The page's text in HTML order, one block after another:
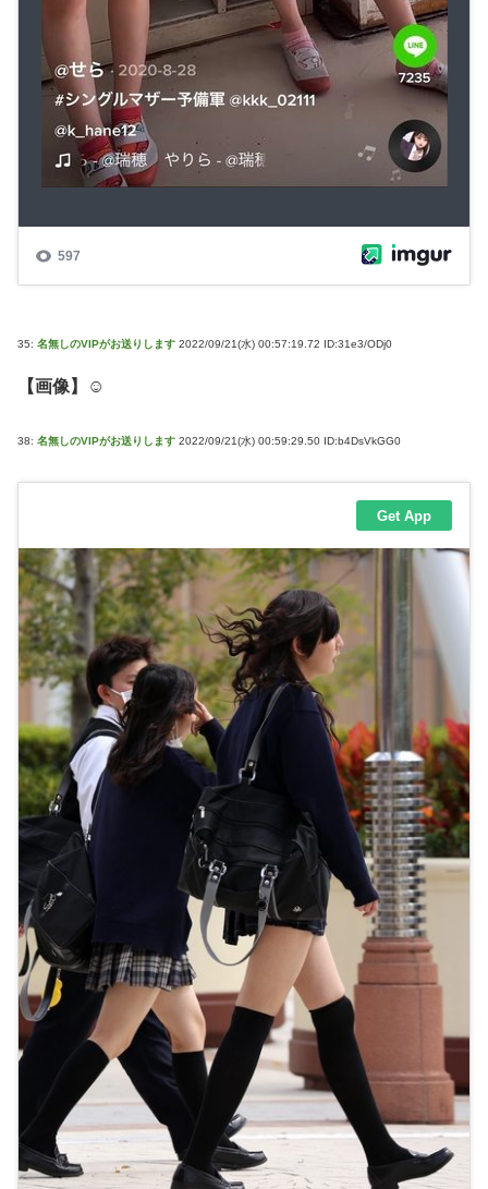
35: 名無しのVIPがお送りします 2022/09/21(水) 00:57:19.72 ID:31e3/ODj0
【画像】☺
38: 名無しのVIPがお送りします 2022/09/21(水) 00:59:29.50 ID:b4DsVkGG0